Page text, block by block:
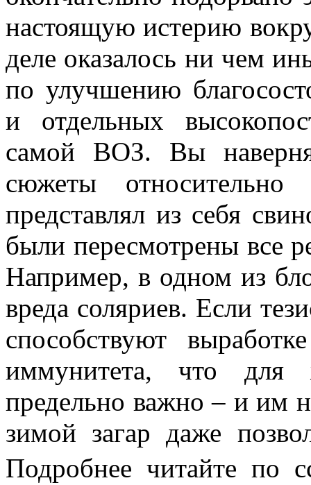
настоящую истерию
деле оказалось ни чем
по улучшению
и отдельных
самой ВОЗ. Вы
сюжеты
представлял из себя
были пересмотрены все
Например, в одном из
вреда соляриев. Если
способствуют
иммунитета, что для
предельно важно – и им
зимой загар даже
Подробнее читайте по